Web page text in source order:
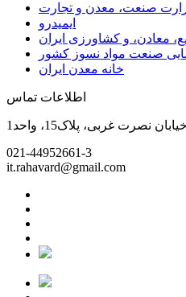
صنعت، معدن و تجارت
ایمیدرو
معادن، و کشاورزی ایران
صنعت مواد نسوز کشور
خانه معدن ایران
اطلاعات تماس
نصرت غربی، پلاک15، واحد1
021-44952661-3
it.rahavard@gmail.com